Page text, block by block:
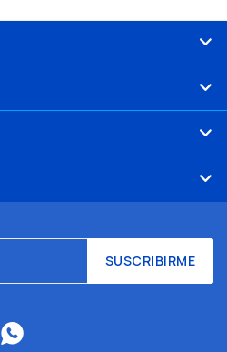
SUSCRIBIRME
